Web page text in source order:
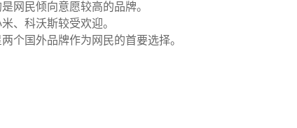
网民倾向意愿较高的品牌。
、科沃斯较受欢迎。
个国外品牌作为网民的首要选择。